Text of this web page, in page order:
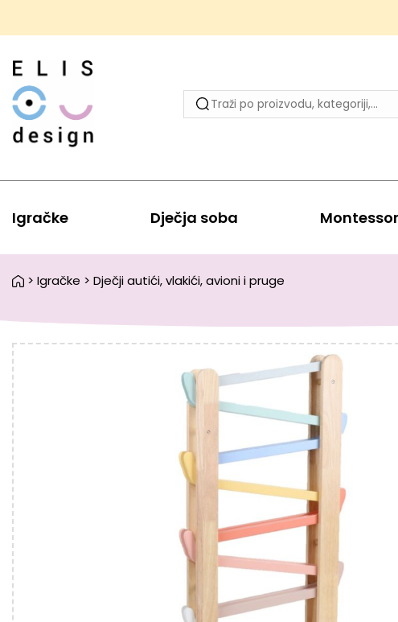
Igračke Dječja soba
> Igračke > Dječji autići, vlakići, avioni i pruge